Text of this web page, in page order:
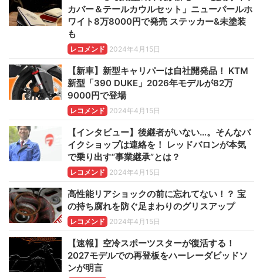
カバー＆テールカウルセット」ニューパールホ
ワイト8万8000円で発売 ステッカー&未塗装
も
レコメンド 2024年4月15日
【新車】新型キャリパーは自社開発品！ KTM
新型「390 DUKE」2026年モデルが82万
9000円で登場
レコメンド 2024年4月15日
【インタビュー】後継者がいない…。そんなバ
イクショップは連絡を！ レッドバロンが本気
で乗り出す“事業継承”とは？
レコメンド 2024年4月15日
高性能リアショックの前に忘れてない！？ 宝
の持ち腐れを防ぐ足まわりのグリスアップ
レコメンド 2024年4月15日
【速報】空冷スポーツスターが復活する！
2027モデルでの再登板をハーレーダビッドソ
ンが明言